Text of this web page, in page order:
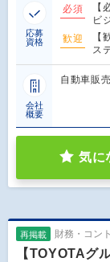
応募
資格
必須
【
ビ
歓迎
【
ス
会社
概要
自動車販
気に
再掲載 財務・コン
【TOYOTAグ